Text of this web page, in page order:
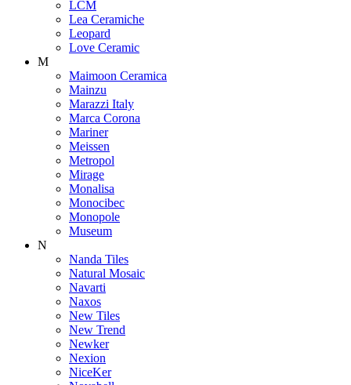
LCM
Lea Ceramiche
Leopard
Love Ceramic
M
Maimoon Ceramica
Mainzu
Marazzi Italy
Marca Corona
Mariner
Meissen
Metropol
Mirage
Monalisa
Monocibec
Monopole
Museum
N
Nanda Tiles
Natural Mosaic
Navarti
Naxos
New Tiles
New Trend
Newker
Nexion
NiceKer